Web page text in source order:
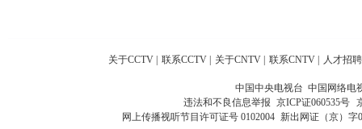
关于CCTV 联系CCTV 关于CNTV 联系CNTV 人才招聘
中国中央电视台 中国网络电
违法和不良信息举报 京ICP证060535号
网上传播视听节目许可证号 0102004 新出网证（京）